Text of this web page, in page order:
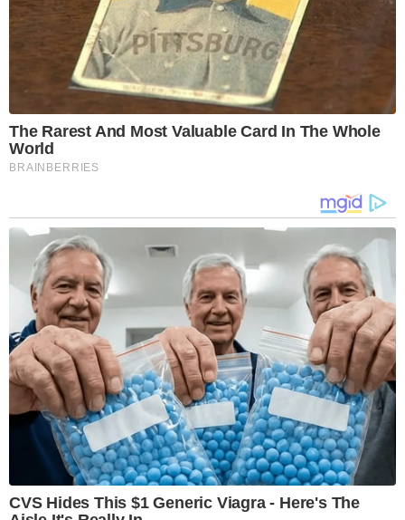
The Rarest And Most Valuable Card In The Whole
World
BRAINBERRIES
CVS Hides This $1 Generic Viagra - Here's The